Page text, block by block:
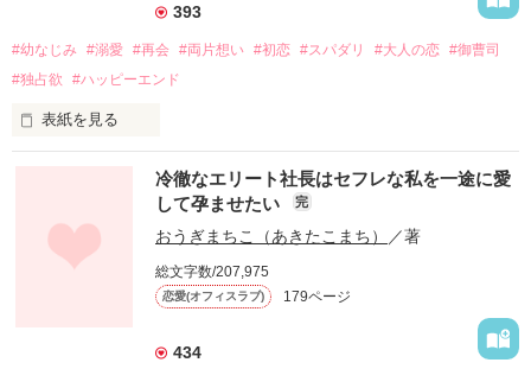
393
#幼なじみ #溺愛 #再会 #両片想い #初恋 #スパダリ #大人の恋 #御曹司
#独占欲
#ハッピーエンド
表紙を見る
幼なじみの哲平に淡い恋心を抱いていた美桜。
しかし、ある出来事をきっかけに二人の関係は壊れてしまう。
関係修復もできないまま、美桜は両親の離婚によって
引っ越すことになり、哲平とも離れ離れになった。
それから約十二年後。
冷徹なエリート社長はセフレな私を一途に愛
して孕ませたい
完
おうぎまちこ（あきたこまち） ／著
総文字数/207,975
恋愛(オフィスラブ) 179ページ
434